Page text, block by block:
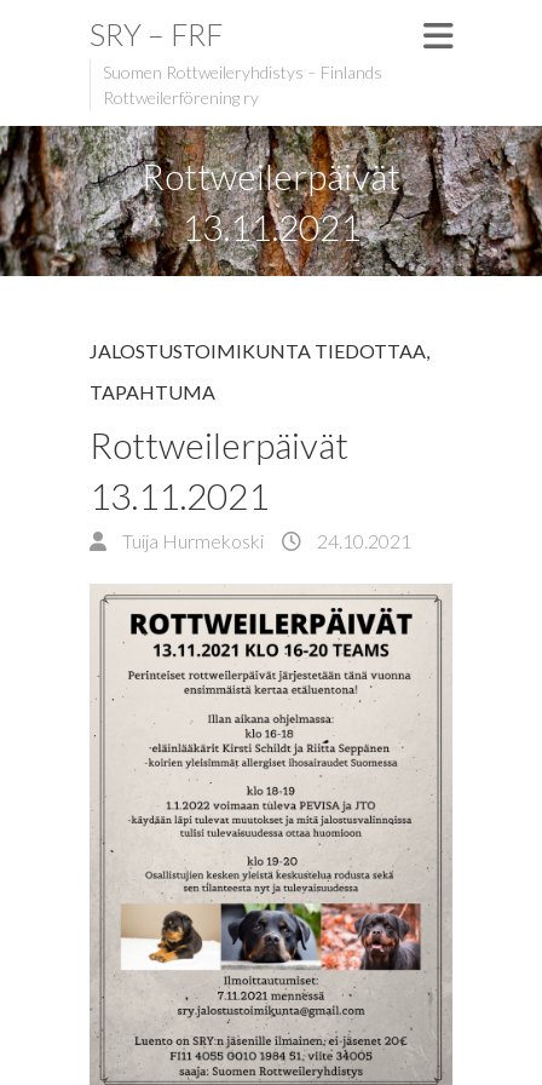
SRY – FRF
Suomen Rottweileryhdistys – Finlands
Rottweilerförening ry
Rottweilerpäivät
13.11.2021
JALOSTUSTOIMIKUNTA TIEDOTTAA,
TAPAHTUMA
Rottweilerpäivät
13.11.2021
Tuija Hurmekoski 24.10.2021